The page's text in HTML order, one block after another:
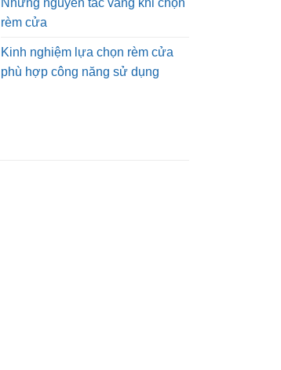
rèm cửa
Kinh nghiệm lựa chọn rèm cửa
phù hợp công năng sử dụng